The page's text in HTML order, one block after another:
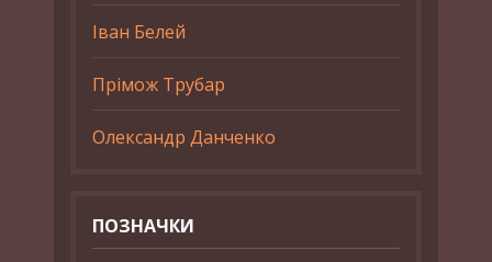
Іван Белей
Прімож Трубар
Олександр Данченко
ПОЗНАЧКИ